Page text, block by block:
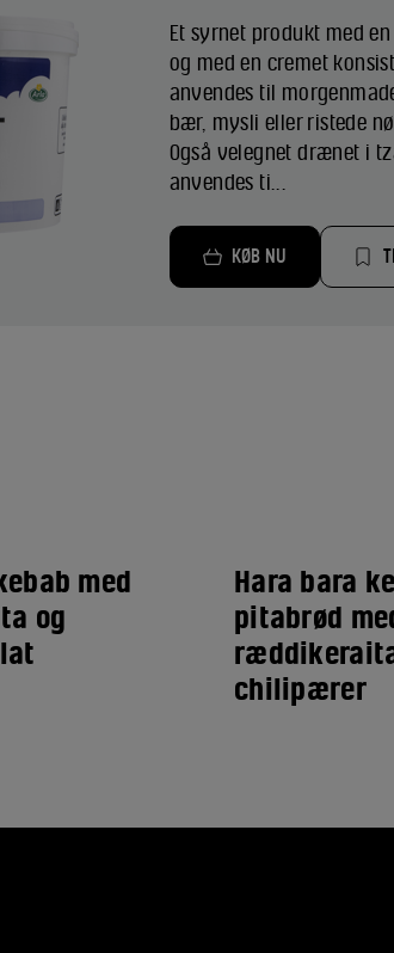
Et syrnet produkt med
og med en cremet
anvendes til
bær, mysli eller ristede
Også velegnet drænet i
anvendes ti...
KØB NU
med
og
Hara bara
pitabrød
chilipærer